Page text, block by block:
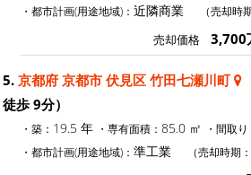
・都市計画(用途地域)： 近隣商業 （売却時
売却価格 3,700
5. 京都府 京都市 伏見区 竹田七瀬川町
徒歩 9分）
・築： 19.5 年 ・専有面積： 85.0 ㎡ ・間取り
・都市計画(用途地域)： 準工業 （売却時期